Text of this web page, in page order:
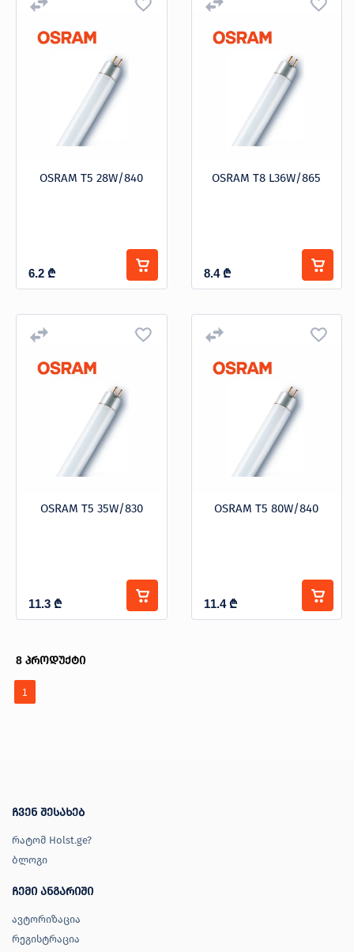
სტარტერი
OSRAM T5 28W/840
6.2 ₾
OSRAM T8 L36W/865
8.4 ₾
OSRAM T5 35W/830
11.3 ₾
OSRAM T5 80W/840
11.4 ₾
8 პროდუქტი
1
ჩვენ შესახებ
რატომ Holst.ge?
ბლოგი
ჩემი ანგარიში
ავტორიზაცია
რეგისტრაცია